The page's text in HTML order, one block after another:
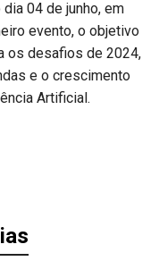
dia 04 de junho, em
evento, o objetivo
os desafios de 2024,
e o crescimento
Artificial.